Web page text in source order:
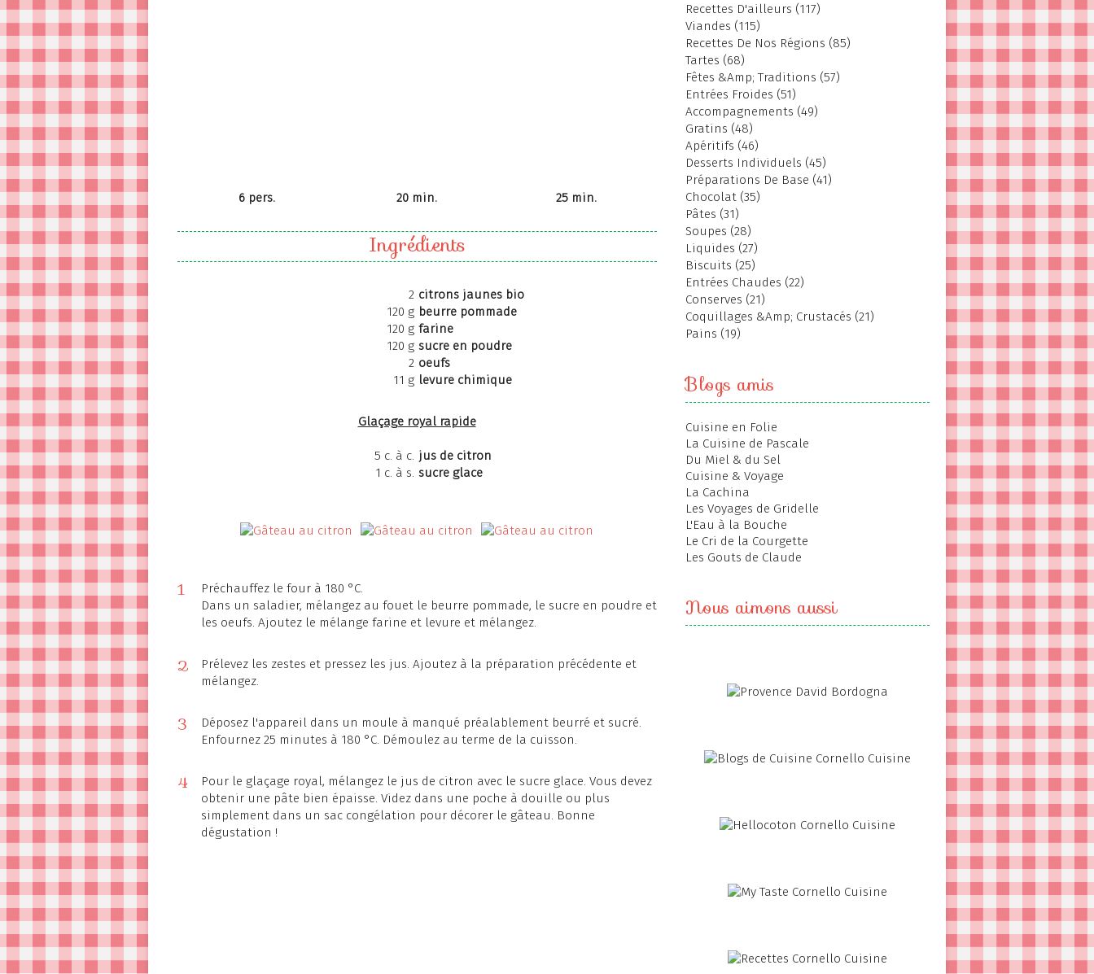
6 pers. 20 min. 25 min.
Ingrédients
2
120 g
120 g
120 g
2
11 g
citrons jaunes bio
beurre pommade
farine
sucre en poudre
oeufs
levure chimique
Glaçage royal rapide
5 c. à c.
1 c. à s.
jus de citron
sucre glace
1
Préchauffez le four à 180 °C.
Dans un saladier, mélangez au fouet le beurre pommade, le sucre en poudre et
les oeufs. Ajoutez le mélange farine et levure et mélangez.
2
Prélevez les zestes et pressez les jus. Ajoutez à la préparation précédente et
mélangez.
3
Déposez l'appareil dans un moule à manqué préalablement beurré et sucré.
Enfournez 25 minutes à 180 °C. Démoulez au terme de la cuisson.
4
Pour le glaçage royal, mélangez le jus de citron avec le sucre glace. Vous devez
obtenir une pâte bien épaisse. Videz dans une poche à douille ou plus
simplement dans un sac congélation pour décorer le gâteau. Bonne
dégustation !
Recettes D'ailleurs (117)
Viandes (115)
Recettes De Nos Régions (85)
Tartes (68)
Fêtes &Amp; Traditions (57)
Entrées Froides (51)
Accompagnements (49)
Gratins (48)
Apéritifs (46)
Desserts Individuels (45)
Préparations De Base (41)
Chocolat (35)
Pâtes (31)
Soupes (28)
Liquides (27)
Biscuits (25)
Entrées Chaudes (22)
Conserves (21)
Coquillages &Amp; Crustacés (21)
Pains (19)
Blogs amis
Cuisine en Folie
La Cuisine de Pascale
Du Miel & du Sel
Cuisine & Voyage
La Cachina
Les Voyages de Gridelle
L'Eau à la Bouche
Le Cri de la Courgette
Les Gouts de Claude
Nous aimons aussi